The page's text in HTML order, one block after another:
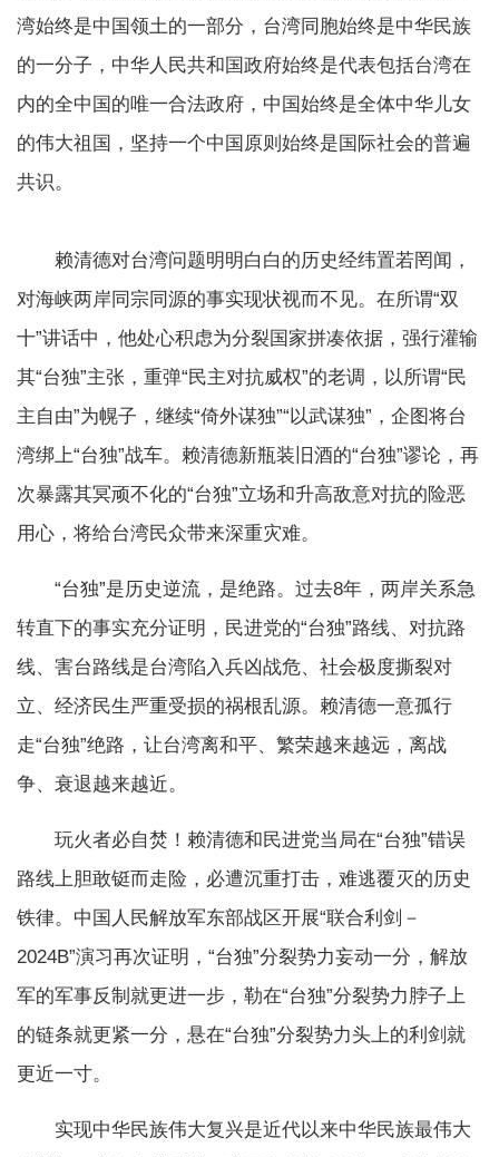
湾始终是中国领土的一部分，台湾同胞始终是中华民族
的一分子，中华人民共和国政府始终是代表包括台湾在
内的全中国的唯一合法政府，中国始终是全体中华儿女
的伟大祖国，坚持一个中国原则始终是国际社会的普遍
共识。
赖清德对台湾问题明明白白的历史经纬置若罔闻，
对海峡两岸同宗同源的事实现状视而不见。在所谓“双
十”讲话中，他处心积虑为分裂国家拼凑依据，强行灌输
其“台独”主张，重弹“民主对抗威权”的老调，以所谓“民
主自由”为幌子，继续“倚外谋独”“以武谋独”，企图将台
湾绑上“台独”战车。赖清德新瓶装旧酒的“台独”谬论，再
次暴露其冥顽不化的“台独”立场和升高敌意对抗的险恶
用心，将给台湾民众带来深重灾难。
“台独”是历史逆流，是绝路。过去8年，两岸关系急
转直下的事实充分证明，民进党的“台独”路线、对抗路
线、害台路线是台湾陷入兵凶战危、社会极度撕裂对
立、经济民生严重受损的祸根乱源。赖清德一意孤行
走“台独”绝路，让台湾离和平、繁荣越来越远，离战
争、衰退越来越近。
玩火者必自焚！赖清德和民进党当局在“台独”错误
路线上胆敢铤而走险，必遭沉重打击，难逃覆灭的历史
铁律。中国人民解放军东部战区开展“联合利剑－
2024B”演习再次证明，“台独”分裂势力妄动一分，解放
军的军事反制就更进一步，勒在“台独”分裂势力脖子上
的链条就更紧一分，悬在“台独”分裂势力头上的利剑就
更近一寸。
实现中华民族伟大复兴是近代以来中华民族最伟大